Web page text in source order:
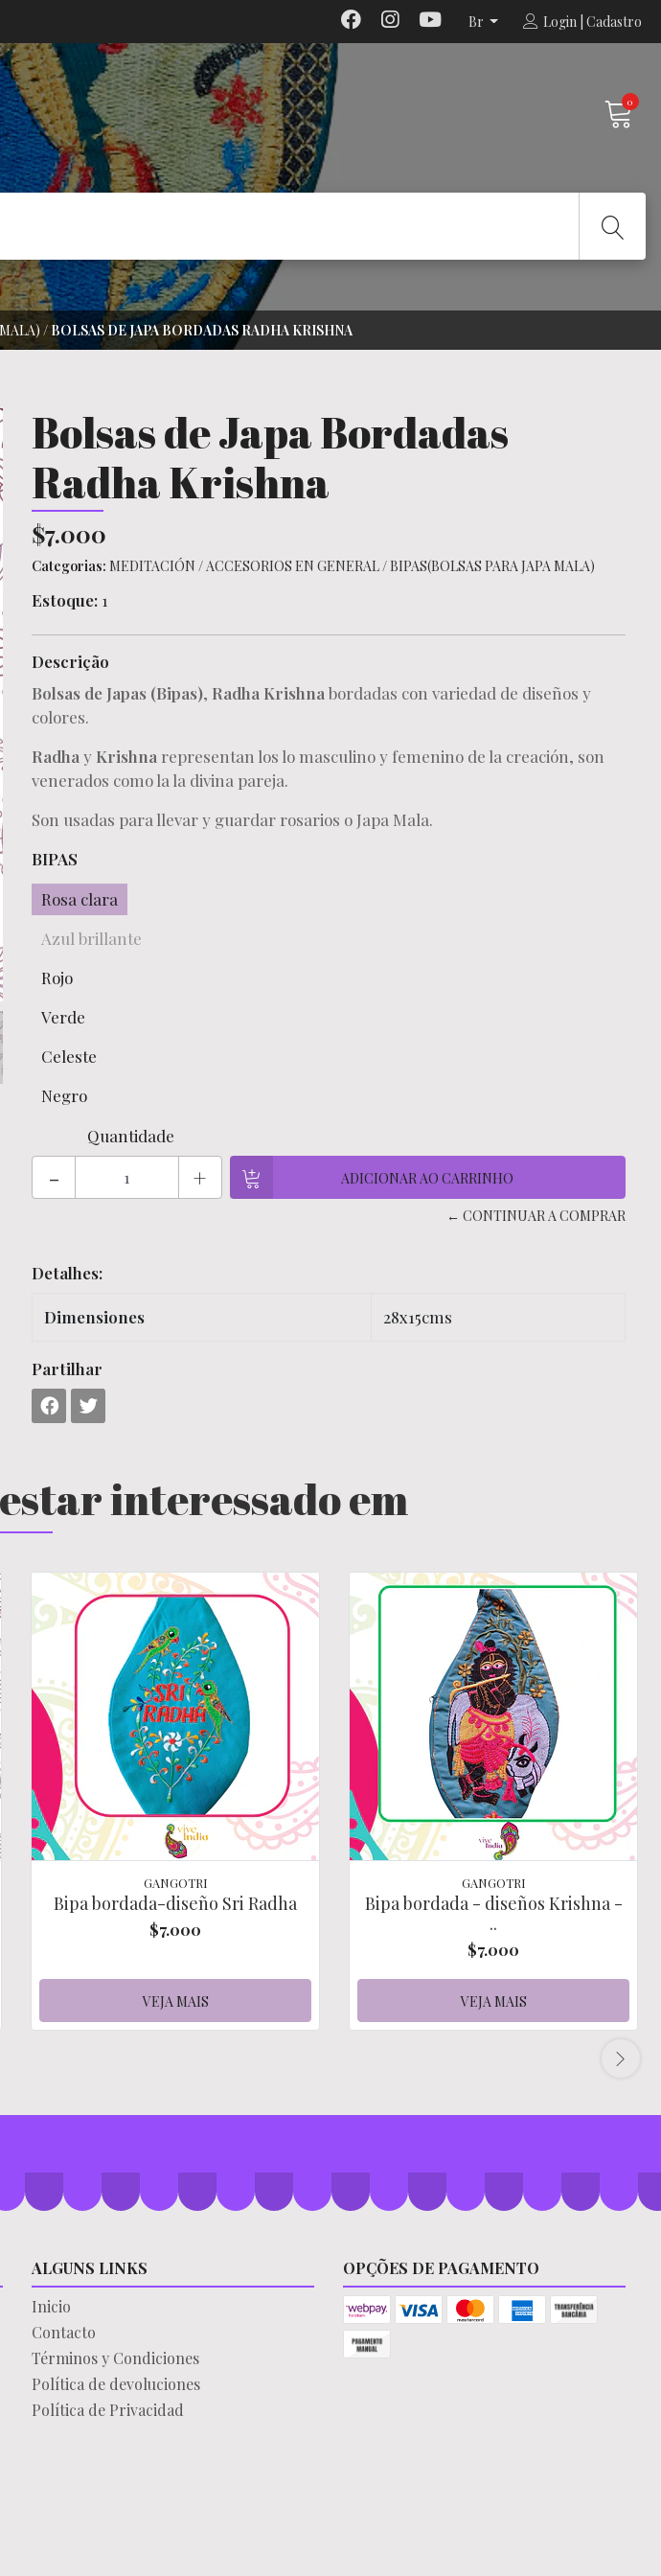
Br Login | Cadastro
0
/BOLSAS DE JAPA BORDADAS RADHA KRISHNA
Bolsas de Japa Bordadas
Radha Krishna
$7.000
Categorias: MEDITACIÓN /ACCESORIOS EN GENERAL/BIPAS(BOLSAS PARA JAPA MALA)
Estoque: 1
Descrição
Bolsas de Japas (Bipas), Radha Krishna bordadas con variedad de diseños y
colores.
Radha y Krishna representan los lo masculino y femenino de la creación, son
venerados como la la divina pareja.
Son usadas para llevar y guardar rosarios o Japa Mala.
BIPAS
Rosa clara
Azul brillante
Rojo
Verde
Celeste
Negro
Quantidade
- +
← CONTINUAR A COMPRAR
Detalhes:
Dimensiones 28x15cms
Partilhar
interessado em
GANGOTRI
Bipa bordada-diseño Sri Radha
$7.000
VEJA MAIS
GANGOTRI
Bipa bordada - diseños Krishna -
..
$7.000
VEJA MAIS
ALGUNS LINKS
Inicio
Contacto
Términos y Condiciones
Política de devoluciones
Política de Privacidad
OPÇÕES DE PAGAMENTO